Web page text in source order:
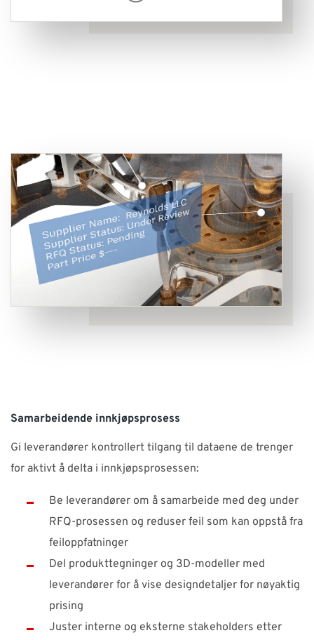
Samarbeidende innkjøpsprosess
Gi leverandører kontrollert tilgang til dataene de trenger
for aktivt å delta i innkjøpsprosessen:
Be leverandører om å samarbeide med deg under
RFQ-prosessen og reduser feil som kan oppstå fra
feiloppfatninger
Del produkttegninger og 3D-modeller med
leverandører for å vise designdetaljer for nøyaktig
prising
Juster interne og eksterne stakeholders etter